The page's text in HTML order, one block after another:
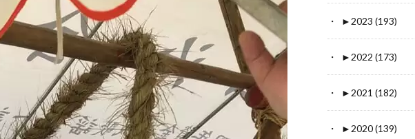
► 2023 (193)
► 2022 (173)
► 2021 (182)
► 2020 (139)